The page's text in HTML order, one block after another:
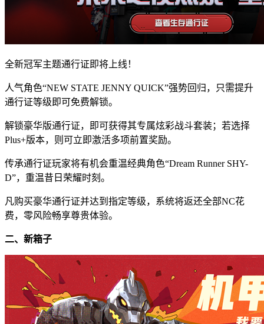
全新冠军主题通行证即将上线！
人气角色“NEW STATE JENNY QUICK”强势回归，只需提升
通行证等级即可免费解锁。
解锁豪华版通行证，即可获得其专属炫彩战斗套装；若选择
Plus+版本，则可立即激活多项前置奖励。
传承通行证玩家将有机会重温经典角色“Dream Runner SHY-
D”，重温昔日荣耀时刻。
凡购买豪华通行证并达到指定等级，系统将返还全部NC花
费，零风险畅享尊贵体验。
二、新箱子